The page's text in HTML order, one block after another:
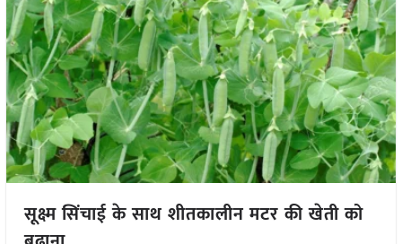
सूक्ष्म सिंचाई के साथ शीतकालीन मटर की खेती को